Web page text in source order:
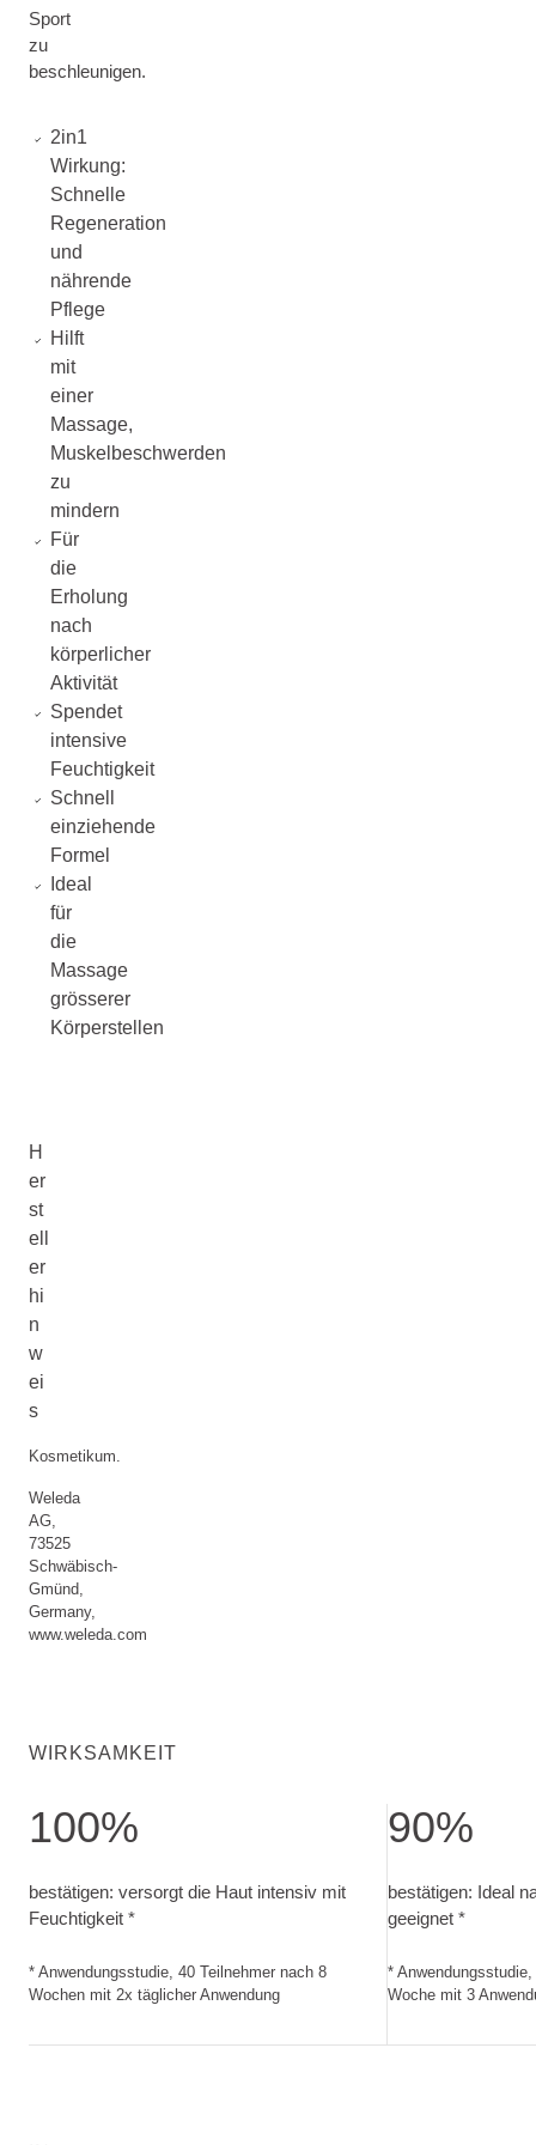
Sport
zu
beschleunigen.
2in1
Wirkung:
Schnelle
Regeneration
und
nährende
Pflege
Hilft
mit
einer
Massage,
Muskelbeschwerden
zu
mindern
Für
die
Erholung
nach
körperlicher
Aktivität
Spendet
intensive
Feuchtigkeit
Schnell
einziehende
Formel
Ideal
für
die
Massage
grösserer
Körperstellen
H
er
st
ell
er
hi
n
w
ei
s
Kosmetikum.
Weleda
AG,
73525
Schwäbisch-
Gmünd,
Germany,
www.weleda.com
WIRKSAMKEIT
100%
bestätigen: versorgt die Haut intensiv mit
Feuchtigkeit *
* Anwendungsstudie, 40 Teilnehmer nach 8
Wochen mit 2x täglicher Anwendung
90%
bestätigen: Ideal
geeignet *
*
Woche mit 3